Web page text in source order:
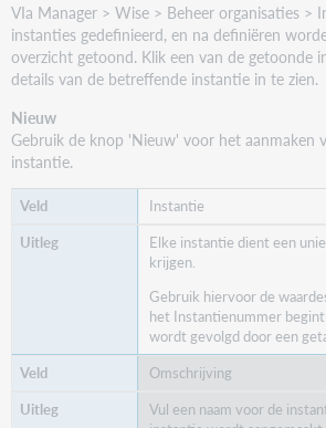
VIa Manager > Wise > Beheer organisaties >
instanties gedefinieerd, en na definiëren
overzicht getoond. Klik een van de getoonde
details van de betreffende instantie in te zien.
Nieuw
Gebruik de knop 'Nieuw' voor het aanmaken
instantie.
Instantie
Elke instantie dient een
krijgen.
Gebruik hiervoor de
het Instantienummer
wordt gevolgd door een
Omschrijving
Vul een naam voor de